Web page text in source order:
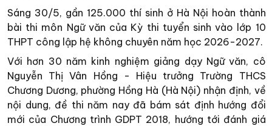
Sáng 30/5, gần 125.000 thí sinh ở Hà Nội hoàn thành
bài thi môn Ngữ văn của Kỳ thi tuyển sinh vào lớp 10
THPT công lập hệ không chuyên năm học 2026-2027.
Với hơn 30 năm kinh nghiệm giảng dạy Ngữ văn, cô
Nguyễn Thị Vân Hồng - Hiệu trưởng Trường THCS
Chương Dương, phường Hồng Hà (Hà Nội) nhận định, về
nội dung, đề thi năm nay đã bám sát định hướng đổi
mới của Chương trình GDPT 2018, hướng tới đánh giá